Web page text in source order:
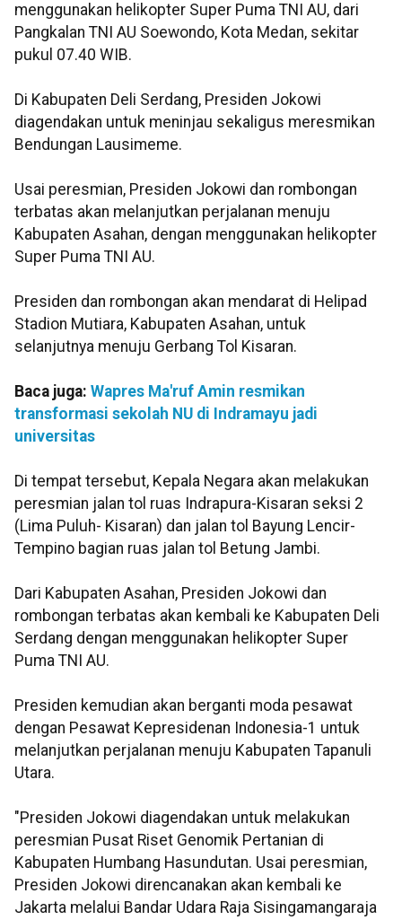
menggunakan helikopter Super Puma TNI AU, dari
Pangkalan TNI AU Soewondo, Kota Medan, sekitar
pukul 07.40 WIB.
Di Kabupaten Deli Serdang, Presiden Jokowi
diagendakan untuk meninjau sekaligus meresmikan
Bendungan Lausimeme.
Usai peresmian, Presiden Jokowi dan rombongan
terbatas akan melanjutkan perjalanan menuju
Kabupaten Asahan, dengan menggunakan helikopter
Super Puma TNI AU.
Presiden dan rombongan akan mendarat di Helipad
Stadion Mutiara, Kabupaten Asahan, untuk
selanjutnya menuju Gerbang Tol Kisaran.
Baca juga: Wapres Ma'ruf Amin resmikan
transformasi sekolah NU di Indramayu jadi
universitas
Di tempat tersebut, Kepala Negara akan melakukan
peresmian jalan tol ruas Indrapura-Kisaran seksi 2
(Lima Puluh- Kisaran) dan jalan tol Bayung Lencir-
Tempino bagian ruas jalan tol Betung Jambi.
Dari Kabupaten Asahan, Presiden Jokowi dan
rombongan terbatas akan kembali ke Kabupaten Deli
Serdang dengan menggunakan helikopter Super
Puma TNI AU.
Presiden kemudian akan berganti moda pesawat
dengan Pesawat Kepresidenan Indonesia-1 untuk
melanjutkan perjalanan menuju Kabupaten Tapanuli
Utara.
"Presiden Jokowi diagendakan untuk melakukan
peresmian Pusat Riset Genomik Pertanian di
Kabupaten Humbang Hasundutan. Usai peresmian,
Presiden Jokowi direncanakan akan kembali ke
Jakarta melalui Bandar Udara Raja Sisingamangaraja